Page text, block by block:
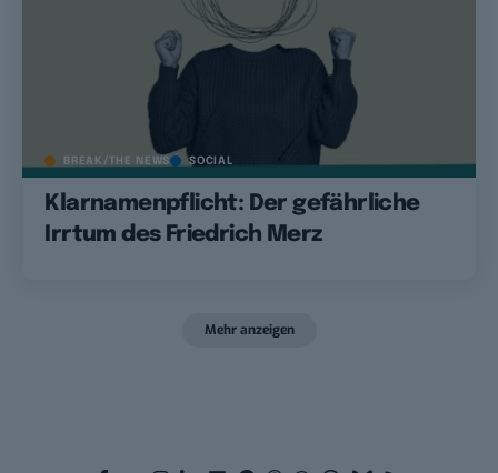
BREAK/THE NEWS SOCIAL
Klarnamenpflicht: Der gefährliche
Irrtum des Friedrich Merz
Mehr anzeigen